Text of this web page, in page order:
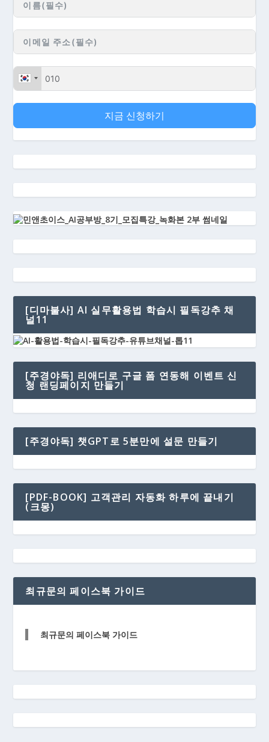
지금 신청하기
[디마불사] AI 실무활용법 학습시 필독강추 채
널11
[주경야독] 리애디로 구글 폼 연동해 이벤트 신
청 랜딩페이지 만들기
[주경야독] 챗GPT로 5분만에 설문 만들기
[PDF-BOOK] 고객관리 자동화 하루에 끝내기
(크몽)
최규문의 페이스북 가이드
최규문의 페이스북 가이드